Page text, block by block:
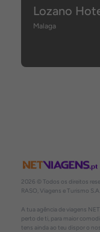
Lozano
Malaga
2026 © Todos os direitos
RASO, Viagens e Turismo
A tua agência de viagens
perto de ti, para maior
tens ainda ao teu dispor o